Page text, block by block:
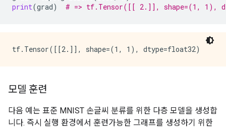
print(grad) # => tf.Tensor([[ 2.]], shape=(1, 1),
모델 훈련
다음 예는 표준 MNIST 손글씨 분류를 위한 다층 모델을 생성합
니다. 즉시 실행 환경에서 훈련가능한 그래프를 생성하기 위한